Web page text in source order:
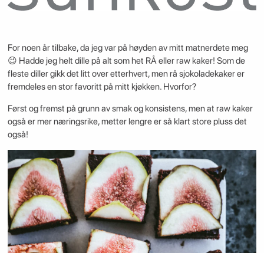
For noen år tilbake, da jeg var på høyden av mitt matnerdete meg
😉 Hadde jeg helt dille på alt som het RÅ eller raw kaker! Som de
fleste diller gikk det litt over etterhvert, men rå sjokoladekaker er
fremdeles en stor favoritt på mitt kjøkken. Hvorfor?
Først og fremst på grunn av smak og konsistens, men at raw kaker
også er mer næringsrike, metter lengre er så klart store pluss det
også!